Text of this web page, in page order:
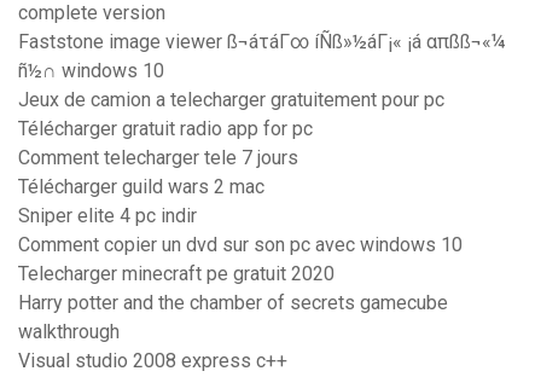
complete version
Faststone image viewer ß¬áτáΓ∞ íÑß»½áΓ¡« ¡á απßß¬«¼
ñ½∩ windows 10
Jeux de camion a telecharger gratuitement pour pc
Télécharger gratuit radio app for pc
Comment telecharger tele 7 jours
Télécharger guild wars 2 mac
Sniper elite 4 pc indir
Comment copier un dvd sur son pc avec windows 10
Telecharger minecraft pe gratuit 2020
Harry potter and the chamber of secrets gamecube
walkthrough
Visual studio 2008 express c++